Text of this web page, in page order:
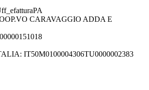
CARAVAGGIO ADDA E
IT50M0100004306TU0000002383